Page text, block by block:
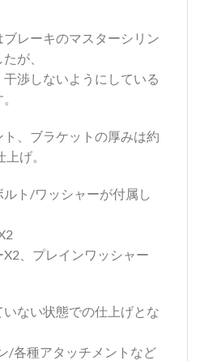
レーキのマスターシリン
が、
渉しないようにしている
、ブラケットの厚みは約
げ。
ト/ワッシャーが付属し
、プレインワッシャー
ない状態での仕上げとな
/各種アタッチメントなど